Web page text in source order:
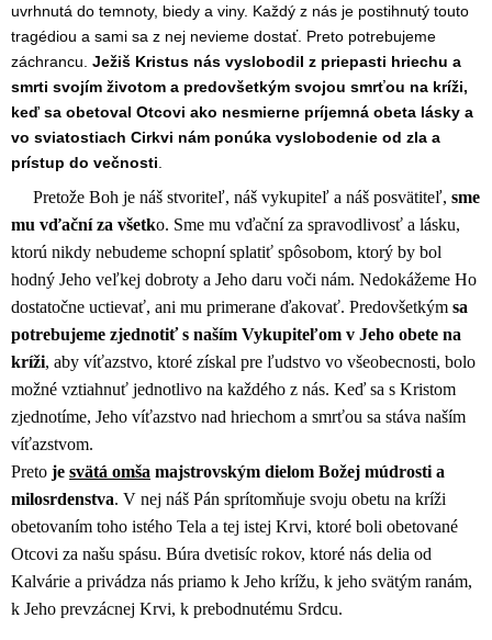
uvrhnutá do temnoty, biedy a viny. Každý z nás je postihnutý touto
tragédiou a sami sa z nej nevieme dostať. Preto potrebujeme
záchrancu. Ježiš Kristus nás vyslobodil z priepasti hriechu a
smrti svojím životom a predovšetkým svojou smrťou na kríži,
keď sa obetoval Otcovi ako nesmierne príjemná obeta lásky a
vo sviatostiach Cirkvi nám ponúka vyslobodenie od zla a
prístup do večnosti
Pretože Boh je náš stvoriteľ, náš vykupiteľ a náš posvätiteľ, sme
mu vďační za všetko. Sme mu vďační za spravodlivosť a lásku,
ktorú nikdy nebudeme schopní splatiť spôsobom, ktorý by bol
hodný Jeho veľkej dobroty a Jeho daru voči nám. Nedokážeme Ho
dostatočne uctievať, ani mu primerane ďakovať. Predovšetkým sa
potrebujeme zjednotiť s naším Vykupiteľom v Jeho obete na
kríži, aby víťazstvo, ktoré získal pre ľudstvo vo všeobecnosti, bolo
možné vztiahnuť jednotlivo na každého z nás. Keď sa s Kristom
zjednotíme, Jeho víťazstvo nad hriechom a smrťou sa stáva naším
víťazstvom.
Preto je svätá omša majstrovským dielom Božej múdrosti a
milosrdenstva. V nej náš Pán sprítomňuje svoju obetu na kríži
obetovaním toho istého Tela a tej istej Krvi, ktoré boli obetované
Otcovi za našu spásu. Búra dvetisíc rokov, ktoré nás delia od
Kalvárie a privádza nás priamo k Jeho krížu, k jeho svätým ranám,
k Jeho prevzácnej Krvi, k prebodnutému Srdcu.